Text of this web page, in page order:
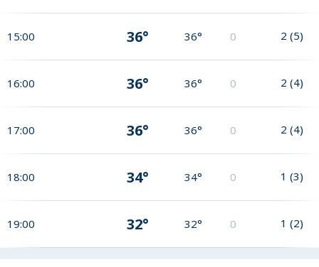
15:00 36° 36° 0 2 (5)
16:00 36° 36° 0 2 (4)
17:00 36° 36° 0 2 (4)
18:00 34° 34° 0 1 (3)
19:00 32° 32° 0 1 (2)